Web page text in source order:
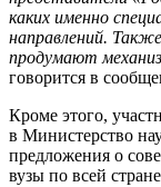
каких именно
направлений.
продумают
говорится в
Кроме этого,
в Министерство
предложения о
вузы по всей